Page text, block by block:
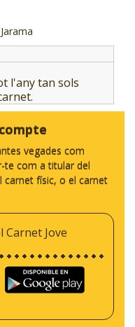
l'any tan sols
vegades com
te com a titular del
físic, o el carnet
Carnet Jove